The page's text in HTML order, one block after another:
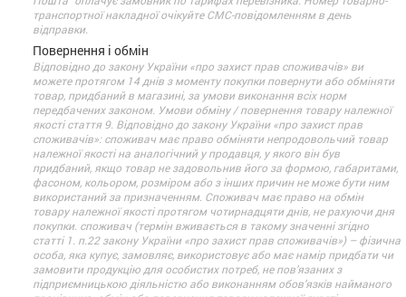
транспортної накладної очікуйте СМС-повідомленням в день
відправки.
Повернення і обмін
Відповідно до закону України «про захист прав споживачів» ви
можете протягом 14 днів з моменту покупки повернути або обміняти
товар, придбаний в магазині, за умови виконання всіх норм
передбачених законом. Умови обміну / повернення товару належної
якості стаття 9. Відповідно до закону України «про захист прав
споживачів»: споживач має право обміняти непродовольчий товар
належної якості на аналогічний у продавця, у якого він був
придбаний, якщо товар не задовольнив його за формою, габаритами,
фасоном, кольором, розміром або з інших причин не може бути ним
використаний за призначенням. Споживач має право на обмін
товару належної якості протягом чотирнадцяти днів, не рахуючи дня
покупки. споживач (термін вживається в такому значенні згідно
статті 1. п.22 закону України «про захист прав споживачів») – фізична
особа, яка купує, замовляє, використовує або має намір придбати чи
замовити продукцію для особистих потреб, не пов’язаних з
підприємницькою діяльністю або виконанням обов’язків найманого